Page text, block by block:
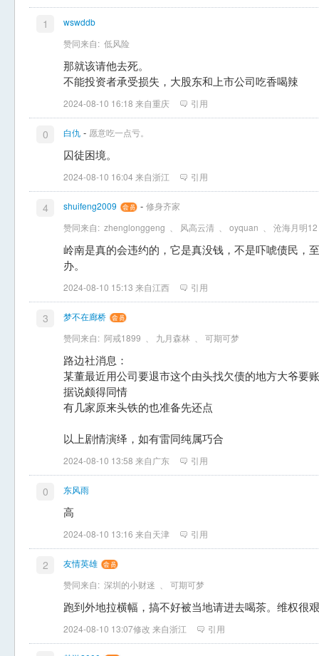
1
wswddb
赞同来自: 低风险
那就该请他去死。
不能投资者承受损失，大股东和上市公司吃香喝辣
2024-08-10 16:18 来自重庆 引用
0 白仇 - 愿意吃一点亏。
囚徒困境。
2024-08-10 16:04 来自浙江 引用
4 shuifeng2009 - 修身齐家
赞同来自: zhenglonggeng 风高云清 oyquan 沧海月明12
岭南是真的会违约的，它是真没钱，不是吓唬债民，
办。
2024-08-10 15:13 来自江西 引用
3
梦不在廊桥
赞同来自: 阿戒1899 九月森林 可期可梦
路边社消息：
某董最近用公司要退市这个由头找欠债的地方大爷要账
据说颇得同情
有几家原来头铁的也准备先还点
以上剧情演绎，如有雷同纯属巧合
2024-08-10 13:58 来自广东 引用
0 东风雨
高
2024-08-10 13:16 来自天津 引用
2
友情英雄
赞同来自: 深圳的小财迷 可期可梦
跑到外地拉横幅，搞不好被当地请进去喝茶。维权很
2024-08-10 13:07修改 来自浙江 引用